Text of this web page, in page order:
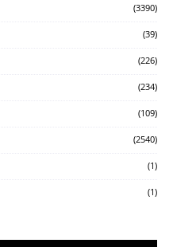
(3390)
(39)
(226)
(234)
(109)
(2540)
(1)
(1)